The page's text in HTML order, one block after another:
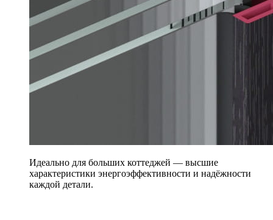
Идеально для больших коттеджей — высшие
характеристики энергоэффективности и надёжности
каждой детали.